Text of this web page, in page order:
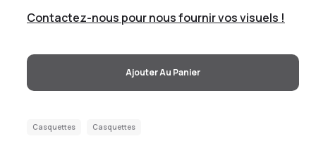
Contactez-nous pour nous fournir vos visuels !
Ajouter Au Panier
Casquettes Casquettes